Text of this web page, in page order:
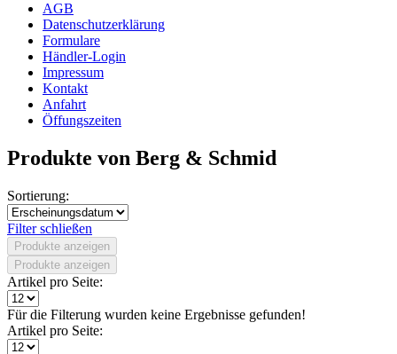
AGB
Datenschutzerklärung
Formulare
Händler-Login
Impressum
Kontakt
Anfahrt
Öffungszeiten
Produkte von Berg & Schmid
Sortierung:
Filter schließen
Produkte anzeigen
Produkte anzeigen
Artikel pro Seite:
Für die Filterung wurden keine Ergebnisse gefunden!
Artikel pro Seite: